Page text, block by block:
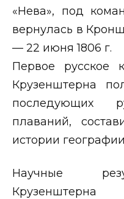
«Нева», под
вернулась в
— 22 июня 1806 г.
Первое русское
Крузенштерна
последующих
плаваний,
истории
Научные
Крузенштерна